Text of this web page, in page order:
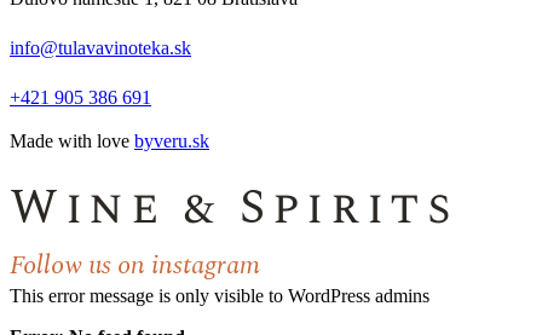
info@tulavavinoteka.sk
+421 905 386 691
Made with love byveru.sk
Wine & Spirits
Follow us on instagram
This error message is only visible to WordPress admins